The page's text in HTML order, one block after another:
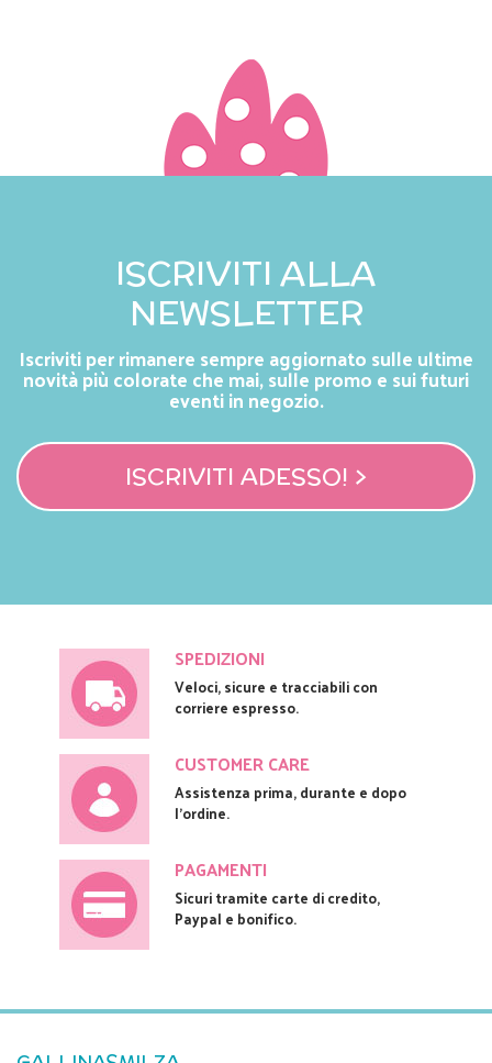
ISCRIVITI ALLA
NEWSLETTER
Iscriviti per rimanere sempre aggiornato sulle ultime
novità più colorate che mai, sulle promo e sui futuri
eventi in negozio.
ISCRIVITI ADESSO! >
SPEDIZIONI
Veloci, sicure e tracciabili con
corriere espresso.
CUSTOMER CARE
Assistenza prima, durante e dopo
l'ordine.
PAGAMENTI
Sicuri tramite carte di credito,
Paypal e bonifico.